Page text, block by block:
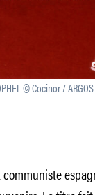
© Cocinor / ARGOS